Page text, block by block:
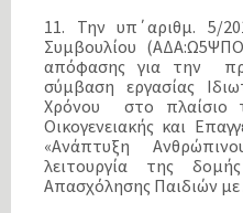
11. Την υπ΄αριθμ. 5/
Συμβουλίου
απόφασης για την
σύμβαση εργασίας
Χρόνου στο πλαίσιο
Οικογενειακής και
«Ανάπτυξη
λειτουργία της
Απασχόλησης Παιδιών